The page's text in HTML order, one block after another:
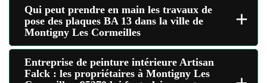
Qui peut prendre en main les travaux de
pose des plaques BA 13 dans la ville de
Montigny Les Cormeilles
+
Entreprise de peinture intérieure Artisan
Falck : les propriétaires à Montigny Les